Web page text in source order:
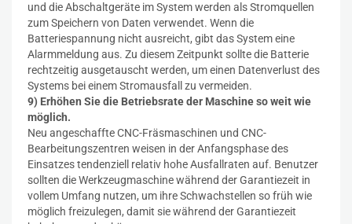
und die Abschaltgeräte im System werden als Stromquellen
zum Speichern von Daten verwendet. Wenn die
Batteriespannung nicht ausreicht, gibt das System eine
Alarmmeldung aus. Zu diesem Zeitpunkt sollte die Batterie
rechtzeitig ausgetauscht werden, um einen Datenverlust des
Systems bei einem Stromausfall zu vermeiden.
9) Erhöhen Sie die Betriebsrate der Maschine so weit wie
möglich.
Neu angeschaffte CNC-Fräsmaschinen und CNC-
Bearbeitungszentren weisen in der Anfangsphase des
Einsatzes tendenziell relativ hohe Ausfallraten auf. Benutzer
sollten die Werkzeugmaschine während der Garantiezeit in
vollem Umfang nutzen, um ihre Schwachstellen so früh wie
möglich freizulegen, damit sie während der Garantiezeit